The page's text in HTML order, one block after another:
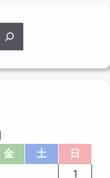
金 土
日
1